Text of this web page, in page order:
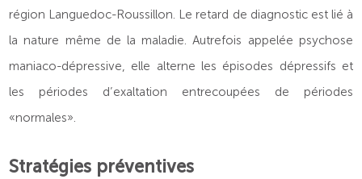
région Languedoc-Roussillon. Le retard de diagnostic est lié à
la nature même de la maladie. Autrefois appelée psychose
maniaco-dépressive, elle alterne les épisodes dépressifs et
les périodes d’exaltation entrecoupées de périodes
«normales».
Stratégies préventives